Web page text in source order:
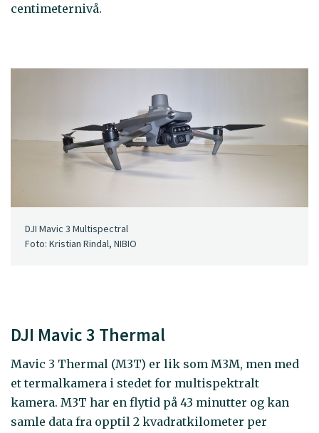
centimeternivå.
DJI Mavic 3 Multispectral
Foto: Kristian Rindal, NIBIO
DJI Mavic 3 Thermal
Mavic 3 Thermal (M3T) er lik som M3M, men med
et termalkamera i stedet for multispektralt
kamera. M3T har en flytid på 43 minutter og kan
samle data fra opptil 2 kvadratkilometer per